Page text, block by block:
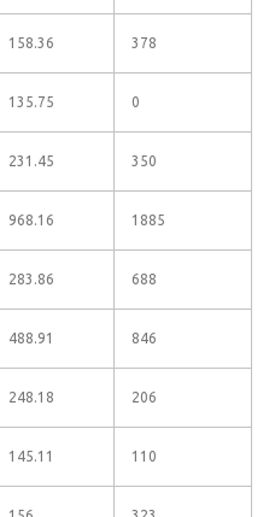
158.36 378
135.75 0
231.45 350
968.16 1885
283.86 688
488.91 846
248.18 206
145.11 110